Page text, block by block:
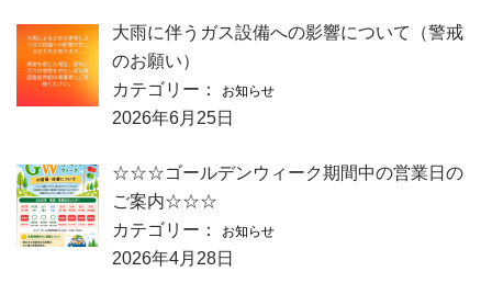
大雨に伴うガス設備への影響について（警戒
のお願い）
カテゴリー：
お知らせ
2026年6月25日
☆☆☆ゴールデンウィーク期間中の営業日の
ご案内☆☆☆
カテゴリー：
お知らせ
2026年4月28日